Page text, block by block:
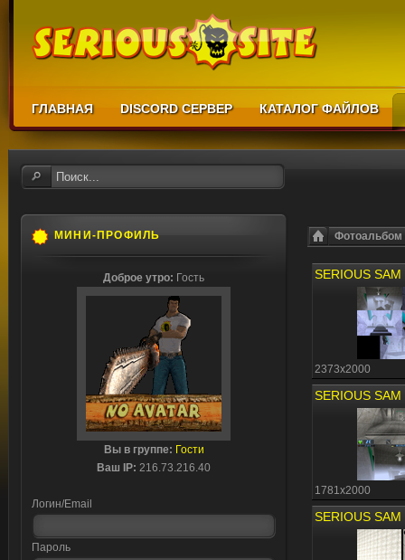
ГЛАВНАЯ DISCORD СЕРВЕР КАТАЛОГ ФАЙЛОВ
Фотоальбом
2373x2000
1781x2000
МИНИ-ПРОФИЛЬ
Доброе утро: Гость
Вы в группе: Гости
Ваш IP: 216.73.216.40
Логин/Email
Пароль